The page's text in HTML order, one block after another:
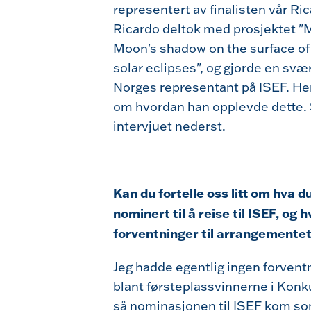
representert av finalisten vår
Ricardo deltok med prosjektet "
Moon's shadow on the surface
solar eclipses", og gjorde en
Norges representant på ISEF.
om hvordan han opplevde
intervjuet nederst.
Kan du fortelle oss litt om hva
nominert til å reise til ISEF, og
forventninger til
Jeg hadde egentlig ingen
blant førsteplassvinnerne i
så nominasjonen til ISEF kom